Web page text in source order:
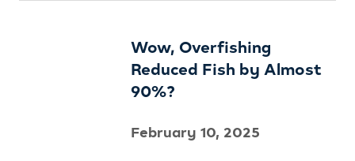
Wow, Overfishing
Reduced Fish by Almost
90%?
February 10, 2025